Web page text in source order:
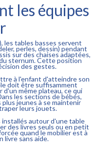
les équipes
les tables basses servent
perles, dessin) pendant
sur des chaises adaptées,
sternum. Cette position
des gestes.
à l'enfant d'atteindre son
doit être suffisamment
d'un même plateau, ce qui
les sections de bébés,
plus jeunes à se maintenir
leurs jouets.
autour d'une table
des livres seuls ou en petit
quand le mobilier est à
livre sans aide.